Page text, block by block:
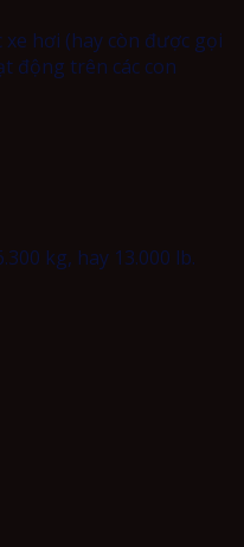
hơi (hay còn được gọi
động trên các con
kg, hay 13.000 lb.